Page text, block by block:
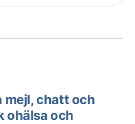
mejl, chatt och
ohälsa och